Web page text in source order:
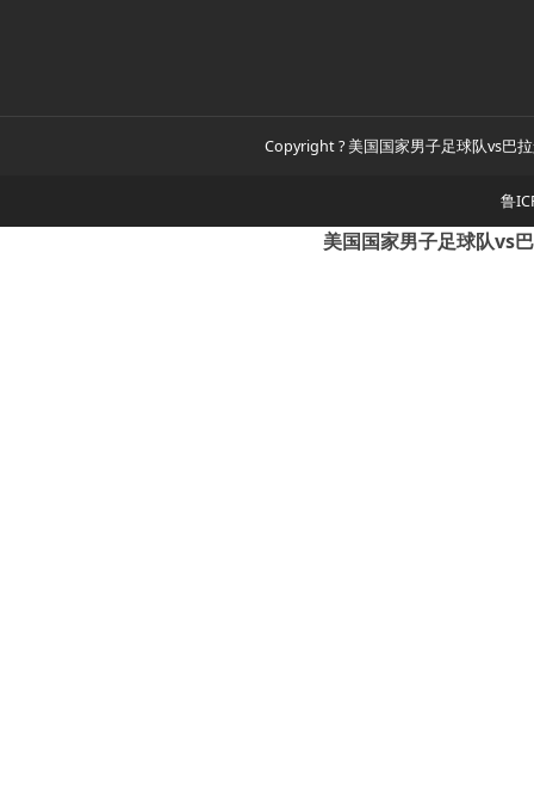
Copyright ? 美国国家男子足球队vs巴
鲁
美国国家男子足球队vs